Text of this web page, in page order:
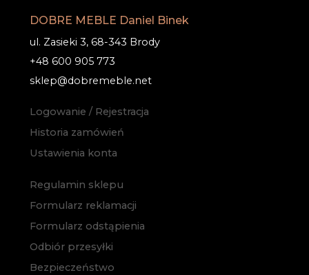
DOBRE MEBLE Daniel Binek
ul. Zasieki 3, 68-343 Brody
+48 600 905 773
sklep@dobremeble.net
Logowanie / Rejestracja
Historia zamówień
Ustawienia konta
Regulamin sklepu
Formularz reklamacji
Formularz odstąpienia
Odbiór przesyłki
Bezpieczeństwo